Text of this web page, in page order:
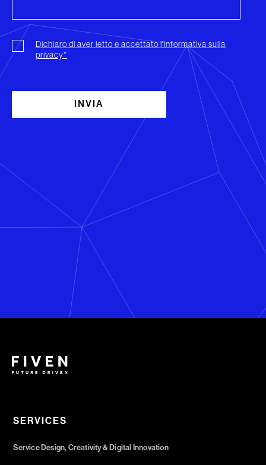
Dichiaro di aver letto e accettato l'informativa sulla
privacy*
SERVICES
Service Design, Creativity & Digital Innovation